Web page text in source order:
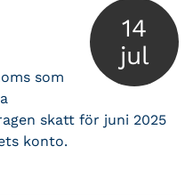
14
jul
som
skatt för juni 2025
konto.